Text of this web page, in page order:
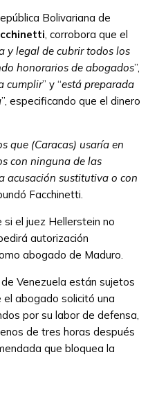
Bolivariana de
, corrobora que el
y legal de cubrir todos los
honorarios de abogados”,
cumplir” y “está preparada
”, especificando que el dinero
que (Caracas) usaría en
con ninguna de las
acusación sustitutiva o con
Facchinetti.
si el juez Hellerstein no
autorización
abogado de Maduro.
Venezuela están sujetos
el abogado solicitó una
por su labor de defensa,
de tres horas después
que bloquea la